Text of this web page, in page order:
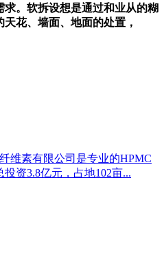
求。软拆设想是通过和业从的糊
花、墙面、地面的处置，
维素有限公司是专业的HPMC
资3.8亿元，占地102亩...